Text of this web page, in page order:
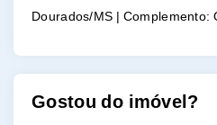
Dourados/MS | Complemento:
Gostou do imóvel?